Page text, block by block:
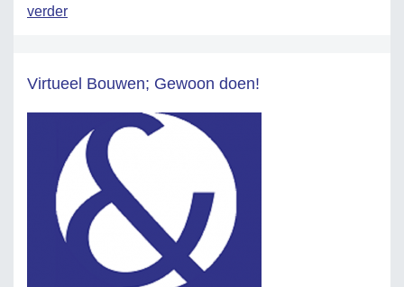
verder
Virtueel Bouwen; Gewoon doen!